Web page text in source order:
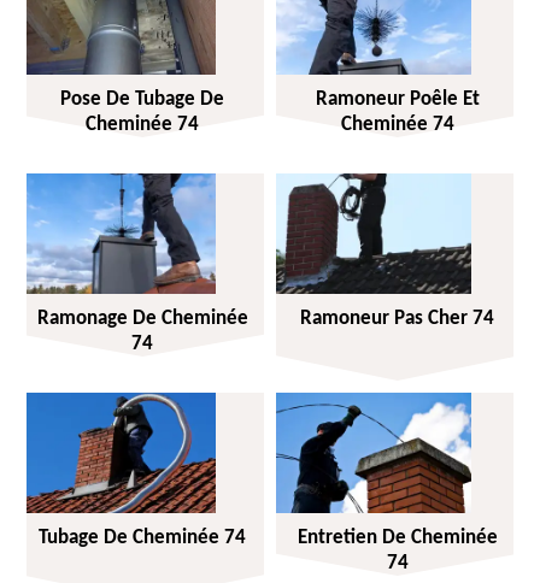
Pose De Tubage De
Cheminée 74
Ramoneur Poêle Et
Cheminée 74
Ramonage De Cheminée
74
Ramoneur Pas Cher 74
Tubage De Cheminée 74
Entretien De Cheminée
74